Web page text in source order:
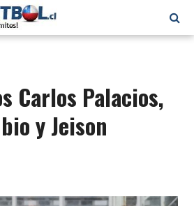
Carlos Palacios,
y Jeison